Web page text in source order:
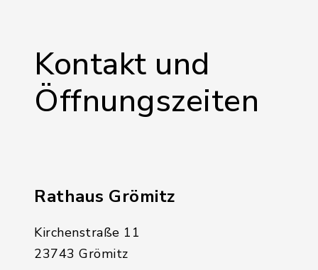
Kontakt und
Öffnungszeiten
Rathaus Grömitz
Kirchenstraße 11
23743 Grömitz